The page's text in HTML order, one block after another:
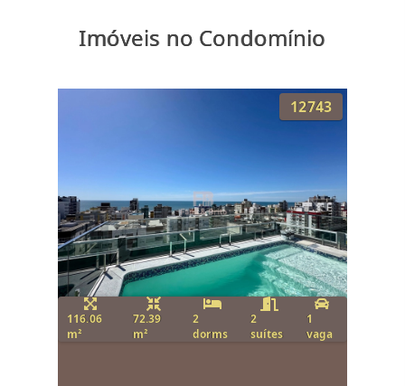
Imóveis no Condomínio
12743
116.06
m²
72.39
m²
2
dorms
2
suítes
1
vaga